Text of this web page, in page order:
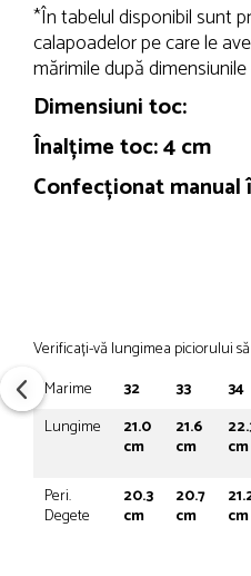
*În tabelul disponibil sunt
calapoadelor pe care le
mărimile după
Dimensiuni toc:
Înalțime toc: 4 cm
Confecționat manual
Verificați-vă lungimea piciorului
Marime
32 33 34
Lungime
21.0
cm
21.6
cm cm
Peri.
Degete
20.3
cm
20.7
cm cm